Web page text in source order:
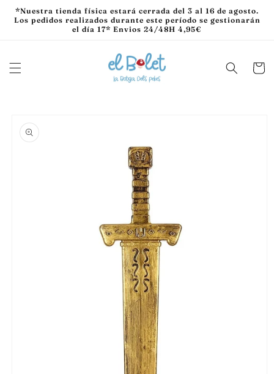
directamente
al contenido
*Nuestra tienda física estará cerrada del 3 al 16 de agosto.
Los pedidos realizados durante este período se gestionarán
el día 17* Envios 24/48H 4,95€
Carrito
a la
información